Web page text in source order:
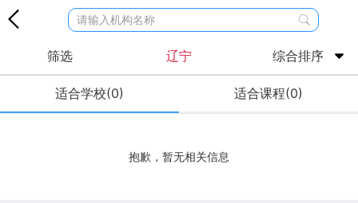
请输入机构名称
筛选 辽宁 综合排序
适合学校(0) 适合课程(0)
抱歉，暂无相关信息